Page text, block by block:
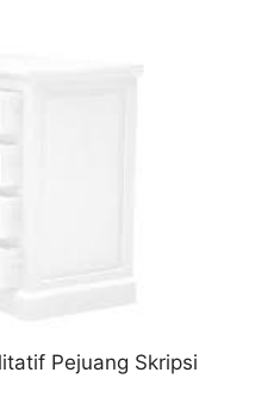
Pejuang Skripsi